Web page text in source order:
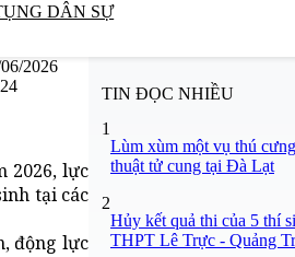
DÂN SỰ
2026
2026, lực
tại các
động lực
TIN ĐỌC NHIỀU
1
Lùm xùm một vụ thú
thuật tử cung tại Đà Lạt
2
Hủy kết quả thi của 5 thí
THPT Lê Trực - Quảng